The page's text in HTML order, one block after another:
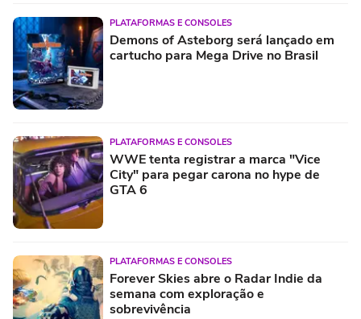
PLATAFORMAS E CONSOLES
Demons of Asteborg será lançado em
cartucho para Mega Drive no Brasil
PLATAFORMAS E CONSOLES
WWE tenta registrar a marca "Vice
City" para pegar carona no hype de
GTA 6
PLATAFORMAS E CONSOLES
Forever Skies abre o Radar Indie da
semana com exploração e
sobrevivência